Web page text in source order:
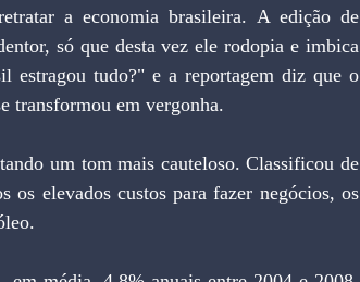
só que desta vez ele rodopia e imbica
estragou tudo?" e a reportagem diz que o
transformou em vergonha.
elevados custos para fazer negócios, os